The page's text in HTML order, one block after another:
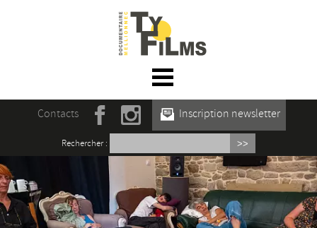
☰ Menu
Accueil
Actualités
L’association
Rencontres du film documentaire de
Mellionnec
Contacts Inscription newsletter
Rechercher :